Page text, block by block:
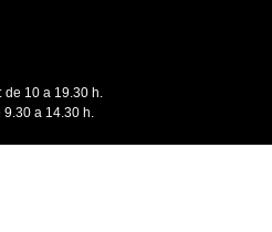
de 10 a 19.30 h.
9.30 a 14.30 h.